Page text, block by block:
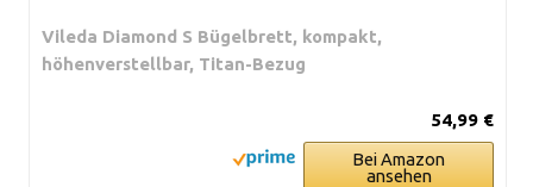
Vileda Diamond S Bügelbrett, kompakt,
höhenverstellbar, Titan-Bezug
54,99 €
Bei Amazon
ansehen